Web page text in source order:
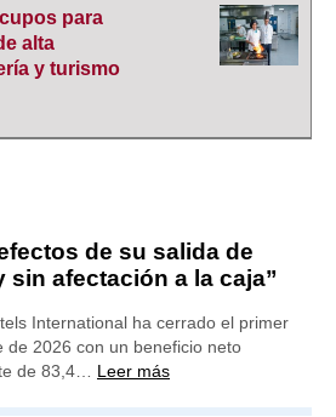
para
alta
y turismo
de su salida de
sin afectación a la caja”
International ha cerrado el primer
de 2026 con un beneficio neto
de 83,4… Leer más